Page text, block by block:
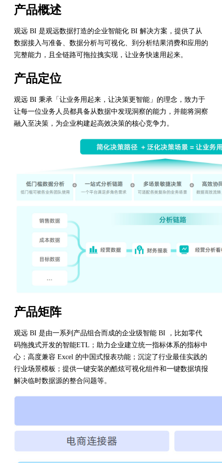
产品概述
观远 BI 是观远数据打造的企业智能化 BI 解决方案，提供了从
数据接入与准备、数据分析与可视化、到分析结果消费和应用的
完整能力，且全链路可拖拉拽实现，让业务快速用起来。
产品定位
观远 BI 秉承「让业务用起来，让决策更智能」的理念，致力于
让每一位业务人员都具备从数据中发现洞察的能力，并能将洞察
融入至决策，为企业构建起高效决策的核心竞争力。
产品矩阵
观远 BI 是由一系列产品组合而成的企业级智能 BI ，比如零代
码拖拽式开发的智能ETL；助力企业建立统一指标体系的指标中
心；高度兼容 Excel 的中国式报表功能；沉淀了行业最佳实践的
行业场景模板；提供一键安装的酷炫可视化组件和一键数据填报
解决临时数据源的整合问题等。